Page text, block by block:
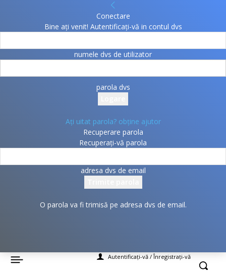
Conectare
Bine ați venit! Autentificați-vă in contul dvs
numele dvs de utilizator
parola dvs
Ați uitat parola? obține ajutor
Recuperare parola
Recuperați-vă parola
adresa dvs de email
O parola va fi trimisă pe adresa dvs de email.
Autentificați-vă / Înregistrați-vă